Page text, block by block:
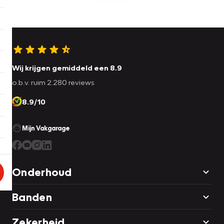
Wij krijgen gemiddeld een 8.9
o.b.v. ruim 2.280 reviews
8.9/10
Mijn Vakgarage
Onderhoud
Banden